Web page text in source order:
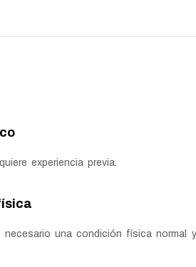
experiencia previa.
necesario una condición física normal